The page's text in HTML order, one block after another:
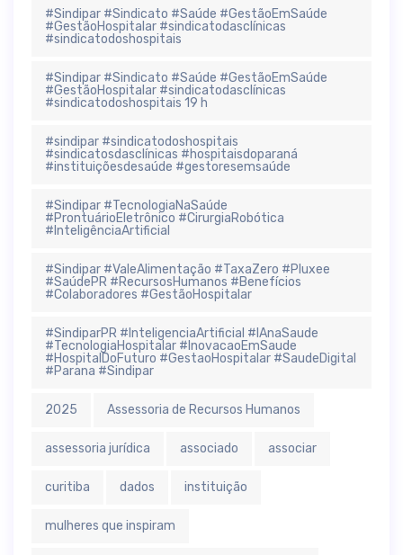
#Sindipar #Sindicato #Saúde #GestãoEmSaúde
#GestãoHospitalar #sindicatodasclínicas
#sindicatodoshospitais
#Sindipar #Sindicato #Saúde #GestãoEmSaúde
#GestãoHospitalar #sindicatodasclínicas
#sindicatodoshospitais 19 h
#sindipar #sindicatodoshospitais
#sindicatosdasclínicas #hospitaisdoparaná
#instituiçõesdesaúde #gestoresemsaúde
#Sindipar #TecnologiaNaSaúde
#ProntuárioEletrônico #CirurgiaRobótica
#InteligênciaArtificial
#Sindipar #ValeAlimentação #TaxaZero #Pluxee
#SaúdePR #RecursosHumanos #Benefícios
#Colaboradores #GestãoHospitalar
#SindiparPR #InteligenciaArtificial #IAnaSaude
#TecnologiaHospitalar #InovacaoEmSaude
#HospitalDoFuturo #GestaoHospitalar #SaudeDigital
#Parana #Sindipar
2025 Assessoria de Recursos Humanos
assessoria jurídica associado associar
curitiba dados instituição
mulheres que inspiram